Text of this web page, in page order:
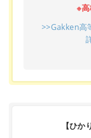
※
>>Gakken高
【ひか